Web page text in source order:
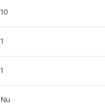
10
1
1
Nu